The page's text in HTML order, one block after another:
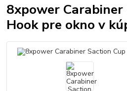
8xpower Carabiner
Hook pre okno v